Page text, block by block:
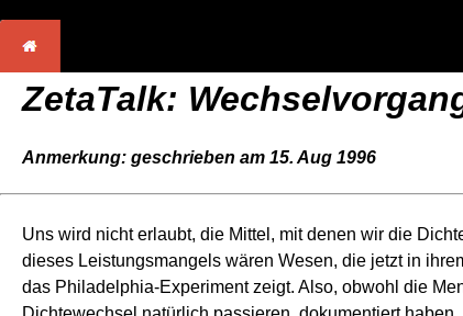
ZetaTalk:
Anmerkung: geschrieben am 15. Aug 1996
Uns wird nicht erlaubt, die Mittel, mit denen wir die
dieses Leistungsmangels wären Wesen, die jetzt in
das Philadelphia-Experiment zeigt. Also, obwohl die